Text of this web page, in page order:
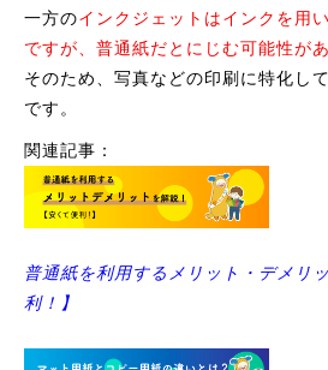
一方のインクジェットはインクを用
ですが、普通紙だとにじむ可能性があ
そのため、写真などの印刷に特化し
です。
関連記事：
普通紙を利用するメリット・デメリ
利！】